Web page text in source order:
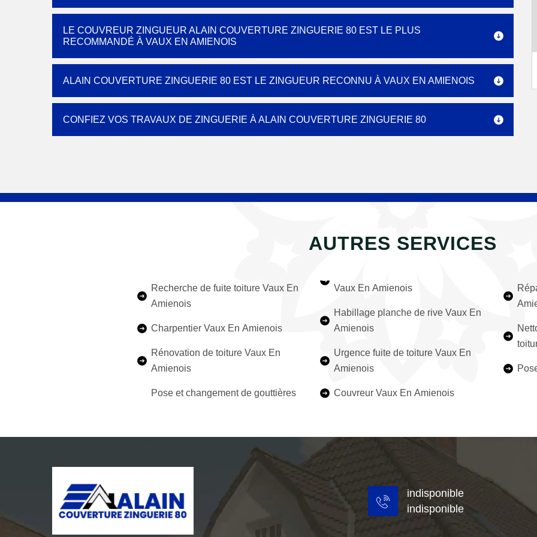
LE COUVREUR ZINGUEUR ALAIN COUVERTURE ZINGUERIE 80 EST LE PLUS
RECOMMANDÉ À VAUX EN AMIENOIS
ALAIN COUVERTURE ZINGUERIE 80 EST LE ZINGUEUR RECONNU À VAUX EN AMIENOIS
CONFIEZ VOS TRAVAUX DE ZINGUERIE À ALAIN COUVERTURE ZINGUERIE 80
AUTRES SERVICES
Recherche de fuite toiture Vaux En
Amienois
Charpentier Vaux En Amienois
Rénovation de toiture Vaux En
Amienois
Pose et changement de gouttières
Vaux En Amienois
Habillage planche de rive Vaux En
Amienois
Urgence fuite de toiture Vaux En
Amienois
Couvreur Vaux En Amienois
indisponible
indisponible